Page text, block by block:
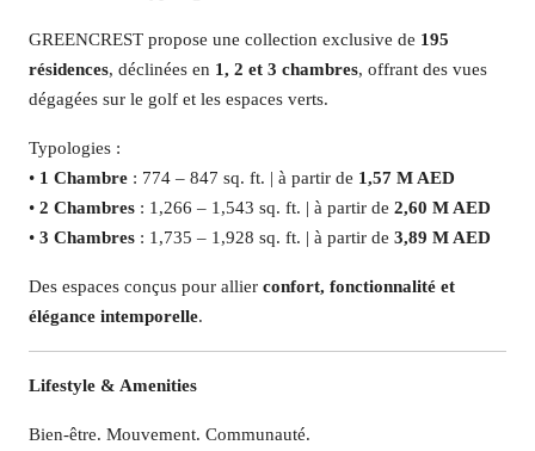
GREENCREST propose une collection exclusive de 195
résidences, déclinées en 1, 2 et 3 chambres, offrant des vues
dégagées sur le golf et les espaces verts.
Typologies :
• 1 Chambre : 774 – 847 sq. ft. | à partir de 1,57 M AED
• 2 Chambres : 1,266 – 1,543 sq. ft. | à partir de 2,60 M AED
• 3 Chambres : 1,735 – 1,928 sq. ft. | à partir de 3,89 M AED
Des espaces conçus pour allier confort, fonctionnalité et
élégance intemporelle.
Lifestyle & Amenities
Bien-être. Mouvement. Communauté.